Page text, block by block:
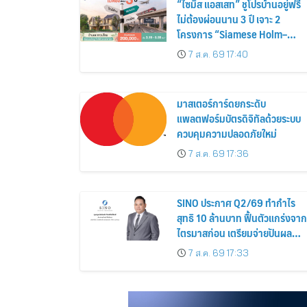
“ไซมิส แอสเสท” ชูโปรบ้านอยู่ฟรี
ไม่ต้องผ่อนนาน 3 ปี เจาะ 2
โครงการ “Siamese Holm–
Siamese Blossom” พร้อม
ส่วนลดและสิทธิพิเศษถึง 31
7 ส.ค. 69 17:40
มาสเตอร์การ์ดยกระดับ
แพลตฟอร์มบัตรดิจิทัลด้วยระบบ
ควบคุมความปลอดภัยใหม่
7 ส.ค. 69 17:36
SINO ประกาศ Q2/69 ทำกำไร
สุทธิ 10 ล้านบาท ฟื้นตัวแกร่งจาก
ไตรมาสก่อน เตรียมจ่ายปันผล
ระหว่างกาล 0.014423 บาทต่อหุ้
ครึ่งปีหลังมุ่งเติบโตต่อเนื่อง
7 ส.ค. 69 17:33